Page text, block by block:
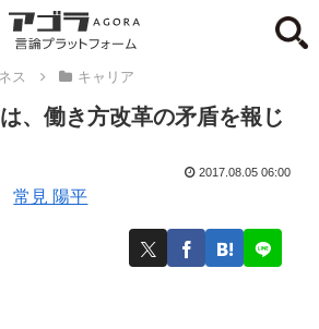
ス キャリア
、働き方改革の矛盾を報じ
常見 陽平
2017.08.05 06:00